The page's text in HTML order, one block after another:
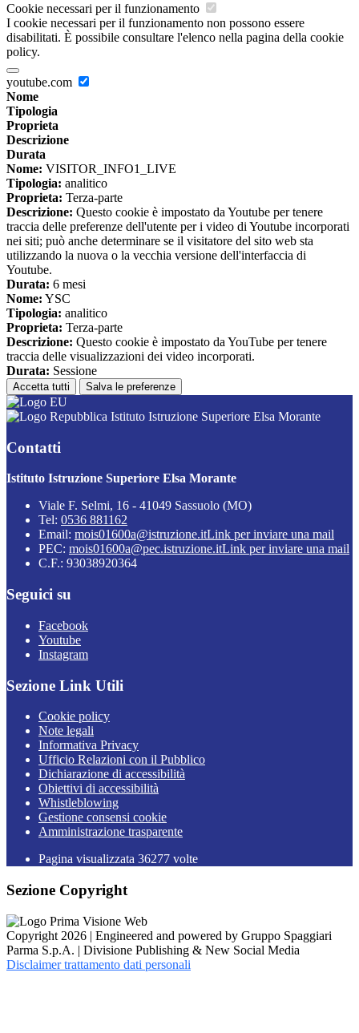
Cookie necessari per il funzionamento
I cookie necessari per il funzionamento non possono essere
disabilitati. È possibile consultare l'elenco nella pagina della cookie
policy.
youtube.com
Nome
Tipologia
Proprieta
Descrizione
Durata
Nome: VISITOR_INFO1_LIVE
Tipologia: analitico
Proprieta: Terza-parte
Descrizione: Questo cookie è impostato da Youtube per tenere
traccia delle preferenze dell'utente per i video di Youtube incorporati
nei siti; può anche determinare se il visitatore del sito web sta
utilizzando la nuova o la vecchia versione dell'interfaccia di
Youtube.
Durata: 6 mesi
Nome: YSC
Tipologia: analitico
Proprieta: Terza-parte
Descrizione: Questo cookie è impostato da YouTube per tenere
traccia delle visualizzazioni dei video incorporati.
Durata: Sessione
Accetta tutti Salva le preferenze
Istituto Istruzione Superiore Elsa Morante
Contatti
Istituto Istruzione Superiore Elsa Morante
Viale F. Selmi, 16 - 41049 Sassuolo (MO)
Tel: 0536 881162
Email: mois01600a@istruzione.itLink per inviare una mail
PEC: mois01600a@pec.istruzione.itLink per inviare una mail
C.F.: 93038920364
Seguici su
Facebook
Youtube
Instagram
Sezione Link Utili
Cookie policy
Note legali
Informativa Privacy
Ufficio Relazioni con il Pubblico
Dichiarazione di accessibilità
Obiettivi di accessibilità
Whistleblowing
Gestione consensi cookie
Amministrazione trasparente
Pagina visualizzata 36277 volte
Sezione Copyright
Copyright 2026 | Engineered and powered by Gruppo Spaggiari
Parma S.p.A. | Divisione Publishing & New Social Media
Disclaimer trattamento dati personali